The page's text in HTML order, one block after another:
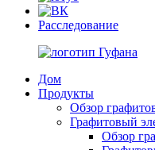
Расследование
Дом
Продукты
Обзор
Графитовый
Обзор